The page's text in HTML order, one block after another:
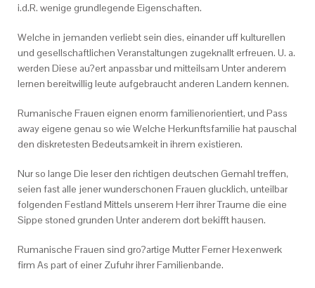
i.d.R. wenige grundlegende Eigenschaften.
Welche in jemanden verliebt sein dies, einander uff kulturellen
und gesellschaftlichen Veranstaltungen zugeknallt erfreuen. U. a.
werden Diese au?ert anpassbar und mitteilsam Unter anderem
lernen bereitwillig leute aufgebraucht anderen Landern kennen.
Rumanische Frauen eignen enorm familienorientiert, und Pass
away eigene genau so wie Welche Herkunftsfamilie hat pauschal
den diskretesten Bedeutsamkeit in ihrem existieren.
Nur so lange Die leser den richtigen deutschen Gemahl treffen,
seien fast alle jener wunderschonen Frauen glucklich, unteilbar
folgenden Festland Mittels unserem Herr ihrer Traume die eine
Sippe stoned grunden Unter anderem dort bekifft hausen.
Rumanische Frauen sind gro?artige Mutter Ferner Hexenwerk
firm As part of einer Zufuhr ihrer Familienbande.